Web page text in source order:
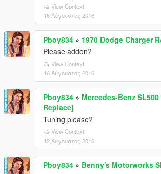
View Context
16 Αύγουστος 2016
Pboy834 » 1970 Dodge Charger
Please addon?
View Context
16 Αύγουστος 2016
Pboy834 » Mercedes-Benz
Replace]
Tuning please?
View Context
12 Αύγουστος 2016
Pboy834 » Benny's Motorworks